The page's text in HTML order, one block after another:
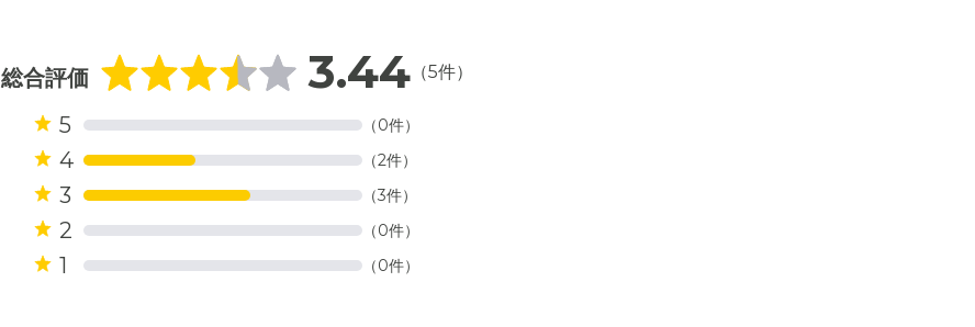
総合評価 3.44 （5件）
5 （0件）
4 （2件）
3 （3件）
2 （0件）
1 （0件）